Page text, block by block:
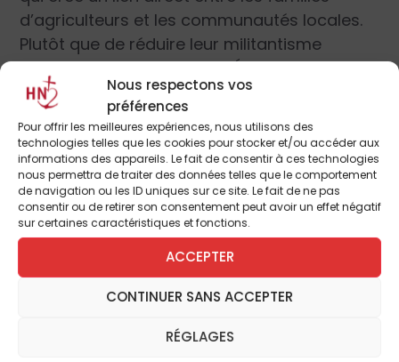
Nous respectons vos
préférences
Pour offrir les meilleures expériences, nous utilisons des
technologies telles que les cookies pour stocker et/ou accéder aux
informations des appareils. Le fait de consentir à ces technologies
nous permettra de traiter des données telles que le comportement
de navigation ou les ID uniques sur ce site. Le fait de ne pas
consentir ou de retirer son consentement peut avoir un effet négatif
sur certaines caractéristiques et fonctions.
ACCEPTER
CONTINUER SANS ACCEPTER
RÉGLAGES
d’agriculteurs et les communautés locales.
Plutôt que de réduire leur militantisme
économique à exiger que l’État intervienne
dans le marché, les paroisses créent des
types alternatifs d’espaces économiques
dans lesquels on résiste à l’abstraction de la
mondialisation par des rencontres face-à-
face entre les producteurs et les
consommateurs. Dans ce modèle, les
familles d’agriculteurs – la plupart d’entre
elles pratiquant l’agriculture biologique et
des méthodes permettant un
renouvellement de l’environnement –
vendent directement leur production par